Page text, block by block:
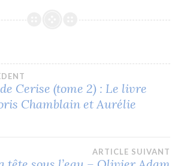
Cerise (tome 2) : Le livre
Chamblain et Aurélie
ARTICLE SUIVANT